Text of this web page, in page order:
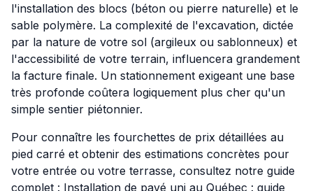
l'installation des blocs (béton ou pierre naturelle) et le
sable polymère. La complexité de l'excavation, dictée
par la nature de votre sol (argileux ou sablonneux) et
l'accessibilité de votre terrain, influencera grandement
la facture finale. Un stationnement exigeant une base
très profonde coûtera logiquement plus cher qu'un
simple sentier piétonnier.
Pour connaître les fourchettes de prix détaillées au
pied carré et obtenir des estimations concrètes pour
votre entrée ou votre terrasse, consultez notre guide
complet : Installation de pavé uni au Québec : guide